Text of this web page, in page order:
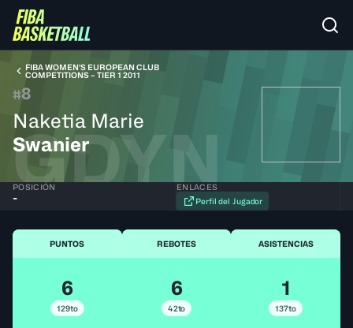
FIBA WOMEN’S EUROPEAN CLUB
COMPETITIONS – TIER 1 2011
#8
Naketia Marie
Swanier
GDYN
POSICIÓN
-
ENLACES
Perfil del Jugador
PUNTOS
6
129to
REBOTES
6
42to
ASISTENCIAS
1
137to